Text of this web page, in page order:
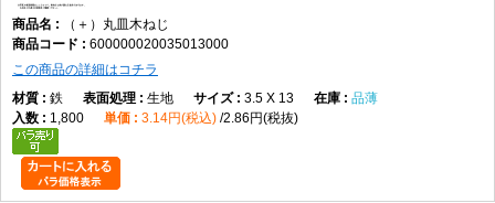
（＋）丸皿木ねじ
600000020035013000
この商品の詳細はコチラ
鉄
生地 3.5 X 13
品薄
1,800
3.14円(税込) 2.86円(税抜)